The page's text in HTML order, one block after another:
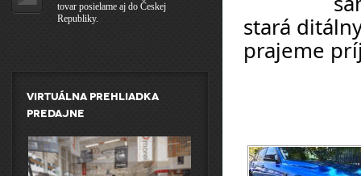
stará
prajeme
tovar posielame aj do Českej
Republiky.
Virtuálna prehliadka
predajne